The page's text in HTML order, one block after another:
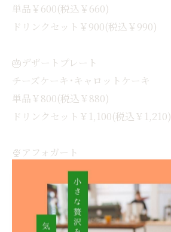
単品￥600(税込￥660)
ドリンクセット￥900(税込￥990)
🎂デザートプレート
チーズケーキ･キャロットケーキ
単品￥800(税込￥880)
ドリンクセット￥1,100(税込￥1,210)
🍨アフォガート
単品￥600(税込￥660)
ドリンクセット￥900(税込￥990)
🍨アイスクリーム